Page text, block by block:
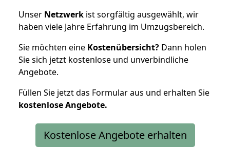
Unser Netzwerk ist sorgfältig ausgewählt, wir
haben viele Jahre Erfahrung im Umzugsbereich.
Sie möchten eine Kostenübersicht? Dann holen
Sie sich jetzt kostenlose und unverbindliche
Angebote.
Füllen Sie jetzt das Formular aus und erhalten Sie
kostenloseAngebote.
Kostenlose Angebote erhalten